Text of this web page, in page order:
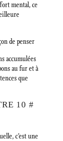
mental, ce
de penser
accumulées
au fur et à
que
10 #
c’est une